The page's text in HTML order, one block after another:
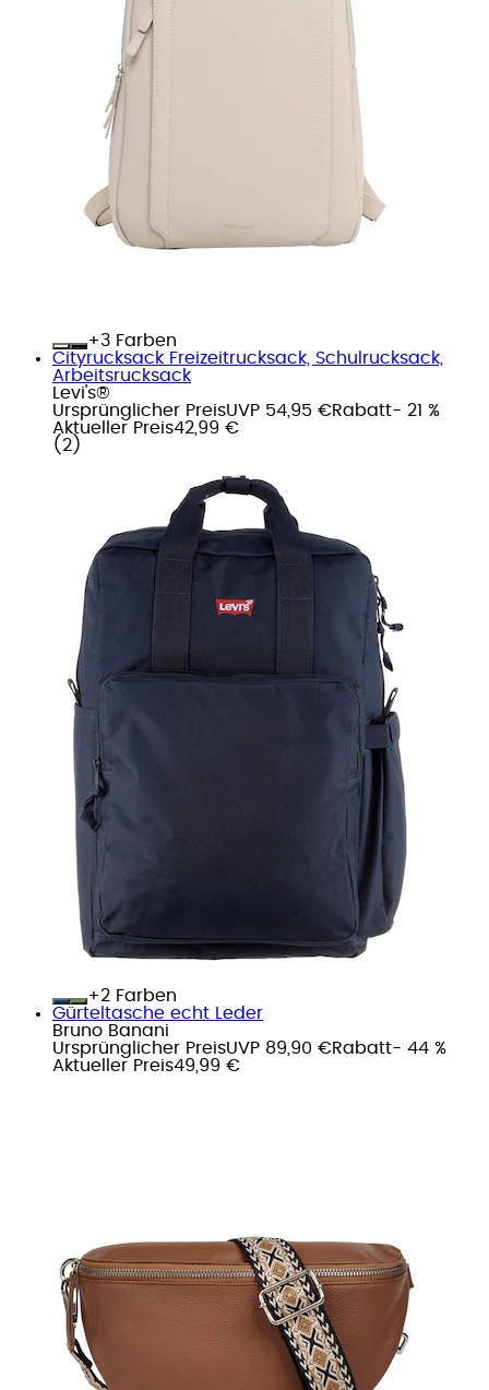
+
Farben
Cityrucksack Freizeitrucksack, Schulrucksack,
Arbeitsrucksack
Levi's®
Ursprünglicher PreisUVP 54,95 €Rabatt- 21 %
Aktueller Preis42,99 €
( 2 )
+
Farben
Gürteltasche echt Leder
Bruno Banani
Ursprünglicher PreisUVP 89,90 €Rabatt- 44 %
Aktueller Preis49,99 €